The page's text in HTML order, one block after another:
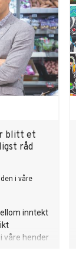
barn i
områder.
blitt et
råd
i våre
inntekt
våre hender